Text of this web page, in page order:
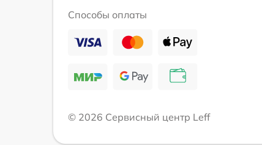
Способы оплаты
© 2026 Сервисный центр Leff